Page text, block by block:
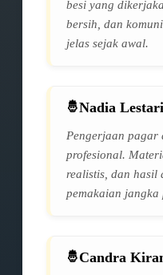
besi yang
bersih, dan
jelas sejak awal.
Nadia Lestari
Pengerjaan pagar
profesional.
realistis, dan hasil
pemakaian jangka
Candra